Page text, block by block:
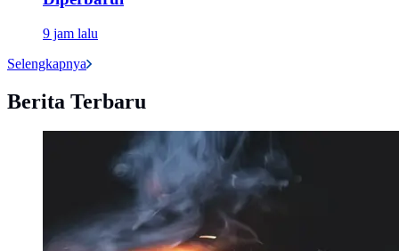
9 jam lalu
Selengkapnya
Berita Terbaru